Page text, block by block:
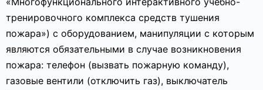
тренировочного комплекса средств тушения
пожара») с оборудованием, манипуляции с которым
являются обязательными в случае возникновения
пожара: телефон (вызвать пожарную команду),
газовые вентили (отключить газ), выключатель